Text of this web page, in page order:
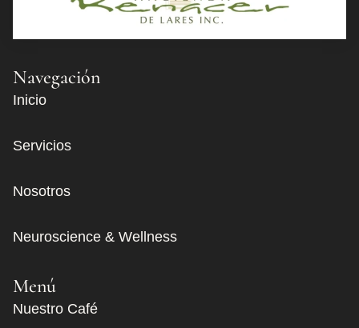
Navegación
Inicio
Servicios
Nosotros
Neuroscience & Wellness
Menú
Nuestro Café